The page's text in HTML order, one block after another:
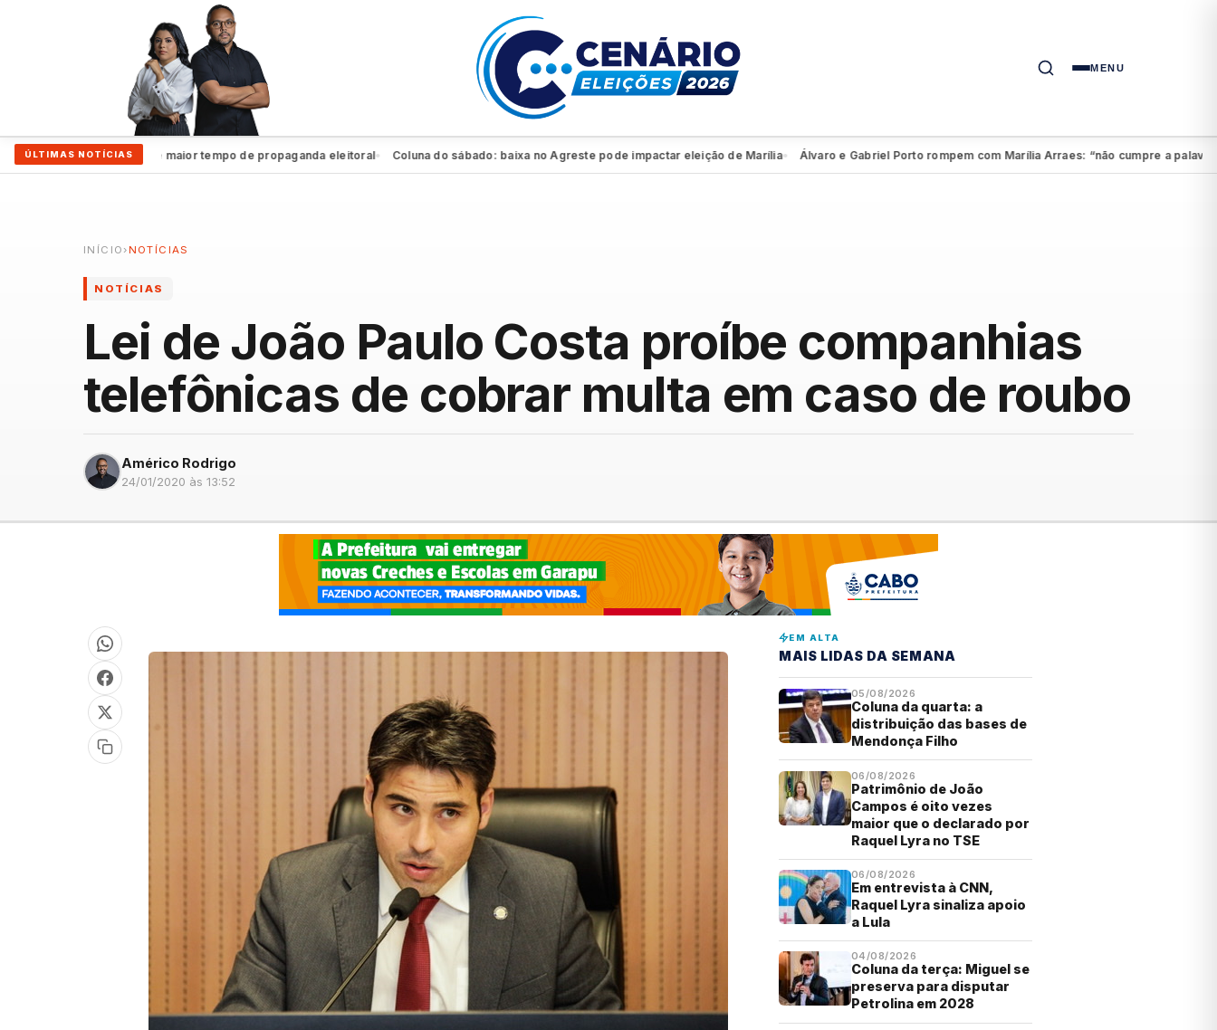
MENU
ÚLTIMAS NOTÍCIAS
João Campos garante maior tempo de propaganda eleitoral● Coluna do sábado: baixa no Agreste pode impactar eleição de Marília● Álvaro e Gabriel Porto rompem com Marília Arraes: “não cumpre a palavra”●
INÍCIO ›NOTÍCIAS
NOTÍCIAS
Lei de João Paulo Costa proíbe companhias
telefônicas de cobrar multa em caso de roubo
Américo Rodrigo
24/01/2020 às 13:52
EM ALTA
MAIS LIDAS DA SEMANA
05/08/2026
Coluna da quarta: a
distribuição das bases de
Mendonça Filho
06/08/2026
Patrimônio de João
Campos é oito vezes
maior que o declarado por
Raquel Lyra no TSE
06/08/2026
Em entrevista à CNN,
Raquel Lyra sinaliza apoio
a Lula
04/08/2026
Coluna da terça: Miguel se
preserva para disputar
Petrolina em 2028